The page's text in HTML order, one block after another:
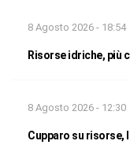
8 Agosto 2026 - 18:54
Risorse idriche, più
8 Agosto 2026 - 12:30
Cupparo su risorse,